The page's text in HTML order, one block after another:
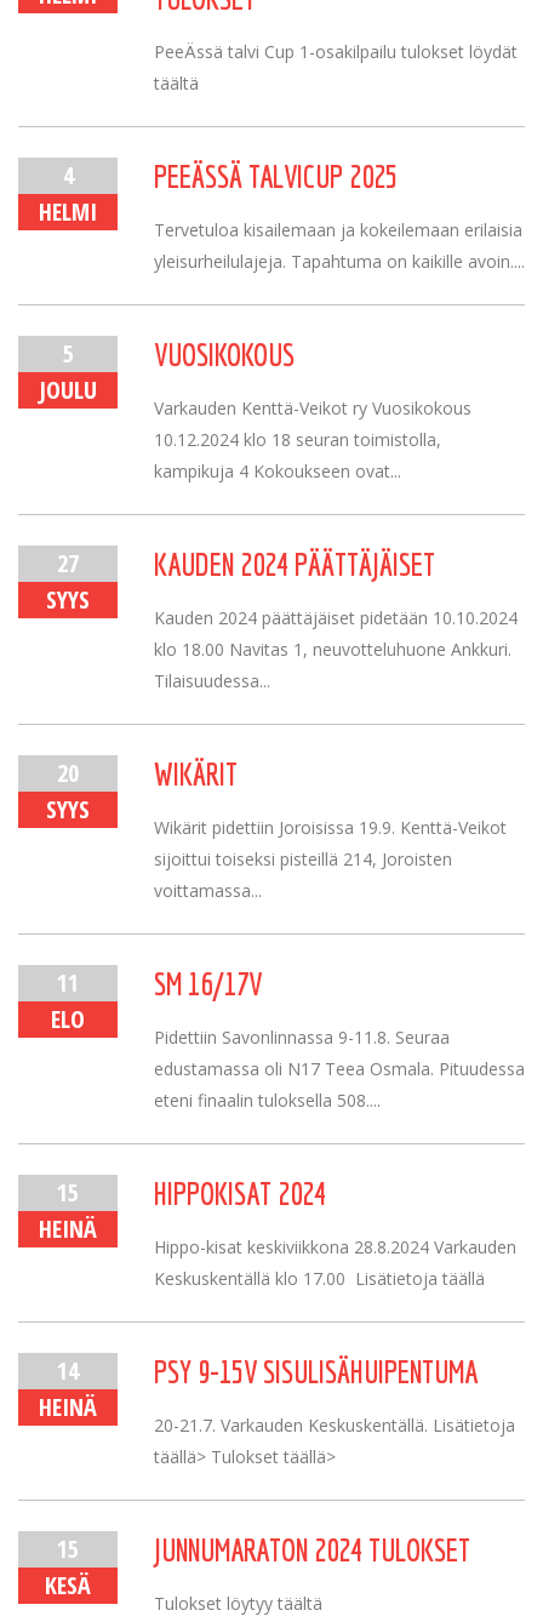
PeeÄssä talvi Cup 1-osakilpailu tulokset löydät
täältä
4
HELMI
PEEÄSSÄ TALVICUP 2025
Tervetuloa kisailemaan ja kokeilemaan erilaisia
yleisurheilulajeja. Tapahtuma on kaikille avoin....
5
JOULU
VUOSIKOKOUS
Varkauden Kenttä-Veikot ry Vuosikokous
10.12.2024 klo 18 seuran toimistolla,
kampikuja 4 Kokoukseen ovat...
27
SYYS
KAUDEN 2024 PÄÄTTÄJÄISET
Kauden 2024 päättäjäiset pidetään 10.10.2024
klo 18.00 Navitas 1, neuvotteluhuone Ankkuri.
Tilaisuudessa...
20
SYYS
WIKÄRIT
Wikärit pidettiin Joroisissa 19.9. Kenttä-Veikot
sijoittui toiseksi pisteillä 214, Joroisten
voittamassa...
11
ELO
SM 16/17V
Pidettiin Savonlinnassa 9-11.8. Seuraa
edustamassa oli N17 Teea Osmala. Pituudessa
eteni finaalin tuloksella 508....
15
HEINÄ
HIPPOKISAT 2024
Hippo-kisat keskiviikkona 28.8.2024 Varkauden
Keskuskentällä klo 17.00 Lisätietoja täällä
14
HEINÄ
PSY 9-15V SISULISÄHUIPENTUMA
20-21.7. Varkauden Keskuskentällä. Lisätietoja
täällä> Tulokset täällä>
15
KESÄ
JUNNUMARATON 2024 TULOKSET
Tulokset löytyy täältä